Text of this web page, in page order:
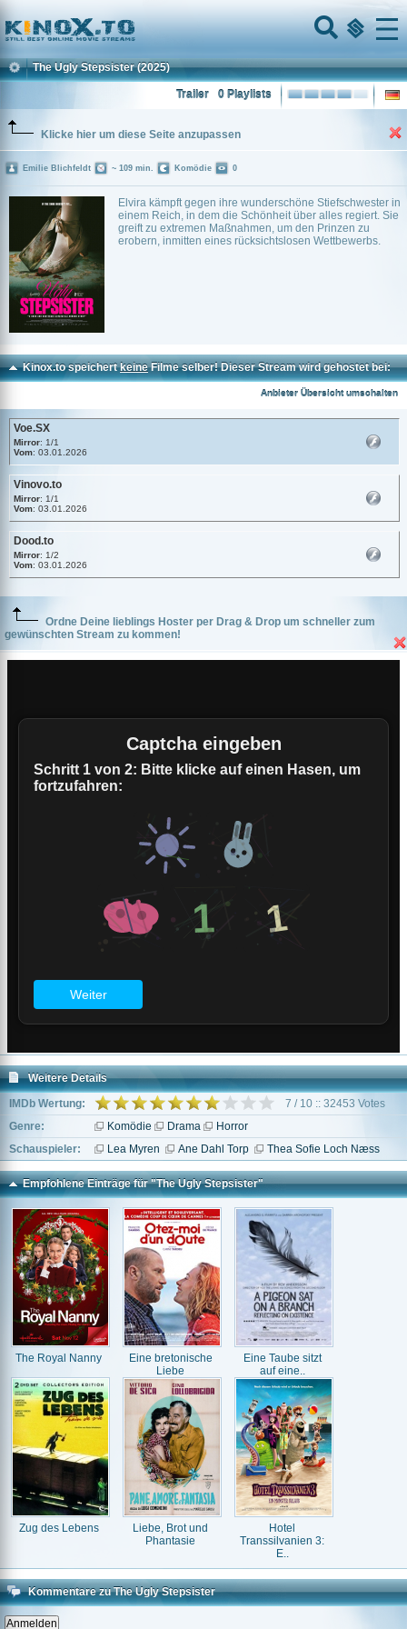
Home
Menu
The Ugly Stepsister (2025)
0 Playlists
Trailer
Klicke hier um diese Seite anzupassen
Elvira kämpft gegen ihre wunderschöne Stiefschwester in
einem Reich, in dem die Schönheit über alles regiert. Sie
greift zu extremen Maßnahmen, um den Prinzen zu
erobern, inmitten eines rücksichtslosen Wettbewerbs.
Emilie Blichfeldt ~ 109 min. Komödie 0
Kinox.to speichertkeineFilme selber! Dieser Stream wird gehostet bei:
Anbieter Übersicht umschalten
Voe.SX
Mirror: 1/1
Vom: 03.01.2026
Vinovo.to
Mirror: 1/1
Vom: 03.01.2026
Dood.to
Mirror: 1/2
Vom: 03.01.2026
Ordne Deine lieblings Hoster per Drag & Drop um schneller zum
gewünschten Stream zu kommen!
Weitere Details
IMDb Wertung:
7 / 10 :: 32453 Votes
Genre:
Komödie Drama
Horror
Schauspieler:
Lea Myren Ane Dahl Torp Thea Sofie Loch Næss
Empfohlene Einträge für "The Ugly Stepsister"
The Royal Nanny
Eine bretonische
Liebe
Eine Taube sitzt
auf eine..
Zug des Lebens
Liebe, Brot und
Phantasie
Hotel
Transsilvanien 3:
E..
Kommentare zu The Ugly Stepsister